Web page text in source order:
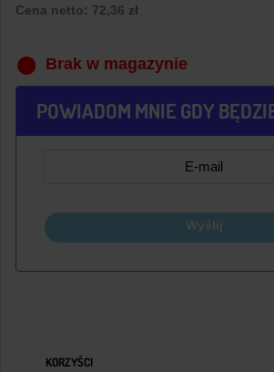
Cena netto: 72,36 zł
Brak w magazynie
POWIADOM MNIE GDY
Wyślij
KORZYŚCI